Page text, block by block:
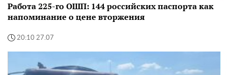
Работа 225-го ОШП: 144 российских паспорта как
напоминание о цене вторжения
20:10 27.07